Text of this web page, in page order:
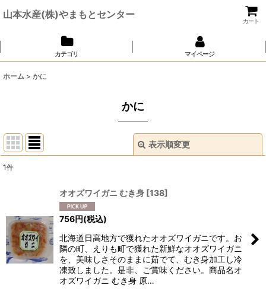
山本水産(株)やまもとセンター
カート
カテゴリ マイページ
ホーム > かに
かに
表示順変更
絞り込む
1件
オオズワイガニ むき身 [138]
756円(税込)
北海道日高地方で獲れたオオズワイガニです。お
隣の町、えりも町で獲れた新鮮なオオズワイガニ
を、美味しさそのままに茹でて、むき身加工し冷
凍致しました。是非、ご賞味ください。商品名オ
オズワイガニ むき身 原…